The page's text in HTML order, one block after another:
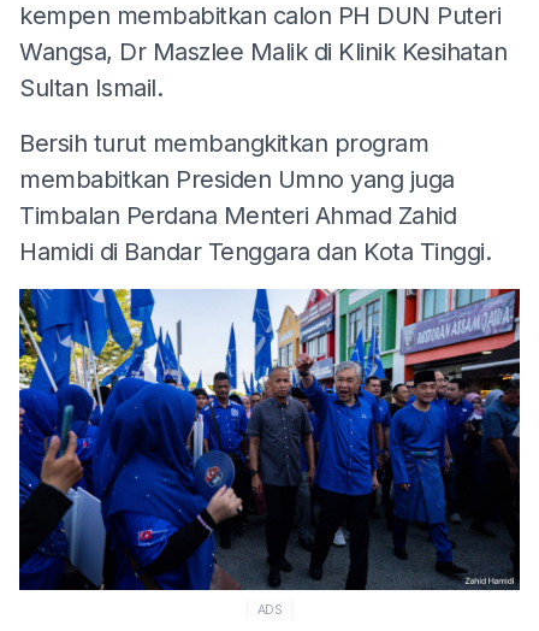
kempen membabitkan calon PH DUN Puteri
Wangsa, Dr Maszlee Malik di Klinik Kesihatan
Sultan Ismail.
Bersih turut membangkitkan program
membabitkan Presiden Umno yang juga
Timbalan Perdana Menteri Ahmad Zahid
Hamidi di Bandar Tenggara dan Kota Tinggi.
ADS